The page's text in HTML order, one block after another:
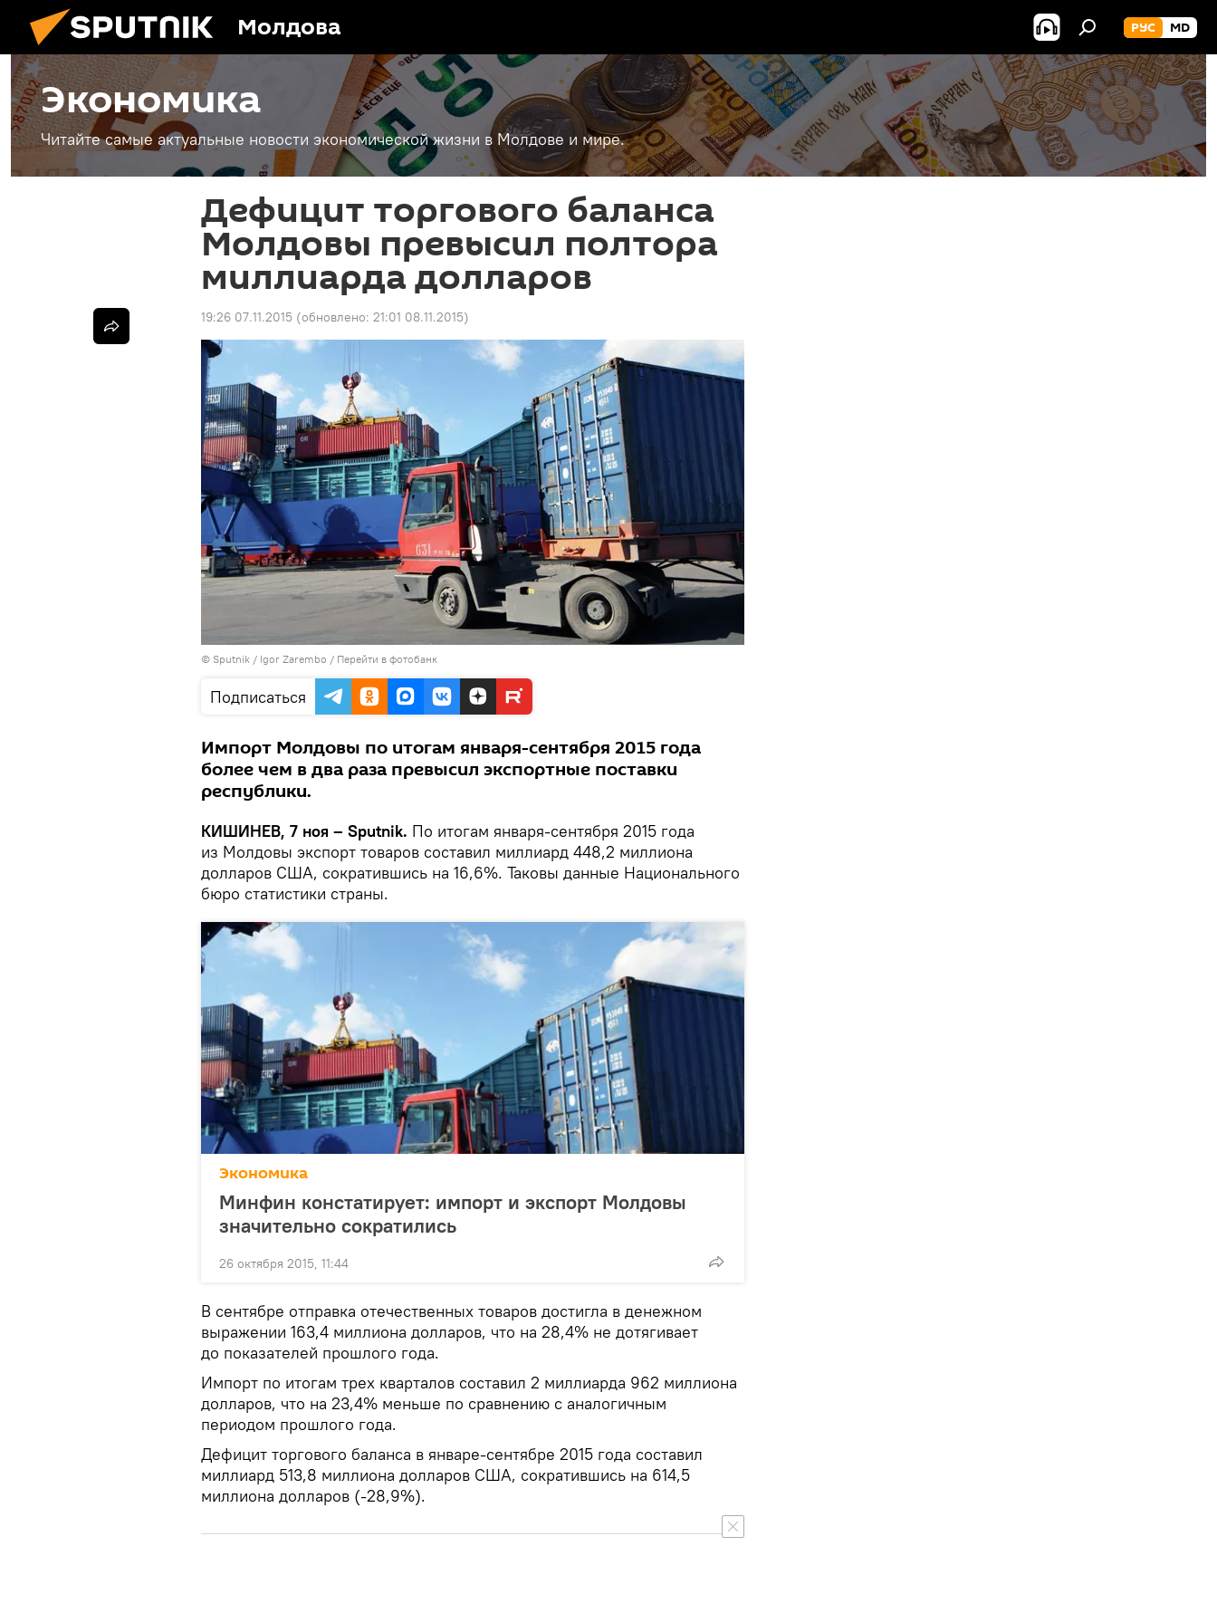
Молдова РУС MD
Экономика
Читайте самые актуальные новости экономической жизни в Молдове и мире.
Дефицит торгового баланса
Молдовы превысил полтора
миллиарда долларов
19:26 07.11.2015 (обновлено: 21:01 08.11.2015)
© Sputnik / Igor Zarembo / Перейти в фотобанк
Подписаться
Импорт Молдовы по итогам января-сентября 2015 года
более чем в два раза превысил экспортные поставки
республики.
КИШИНЕВ, 7 ноя – Sputnik. По итогам января-сентября 2015 года
из Молдовы экспорт товаров составил миллиард 448,2 миллиона
долларов США, сократившись на 16,6%. Таковы данные Национального
бюро статистики страны.
Экономика
Минфин констатирует: импорт и экспорт Молдовы
значительно сократились
26 октября 2015, 11:44
В сентябре отправка отечественных товаров достигла в денежном
выражении 163,4 миллиона долларов, что на 28,4% не дотягивает
до показателей прошлого года.
Импорт по итогам трех кварталов составил 2 миллиарда 962 миллиона
долларов, что на 23,4% меньше по сравнению с аналогичным
периодом прошлого года.
Дефицит торгового баланса в январе-сентябре 2015 года составил
миллиард 513,8 миллиона долларов США, сократившись на 614,5
миллиона долларов (-28,9%).